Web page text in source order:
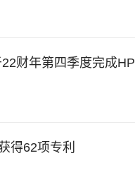
财年第四季度完成
得62项专利